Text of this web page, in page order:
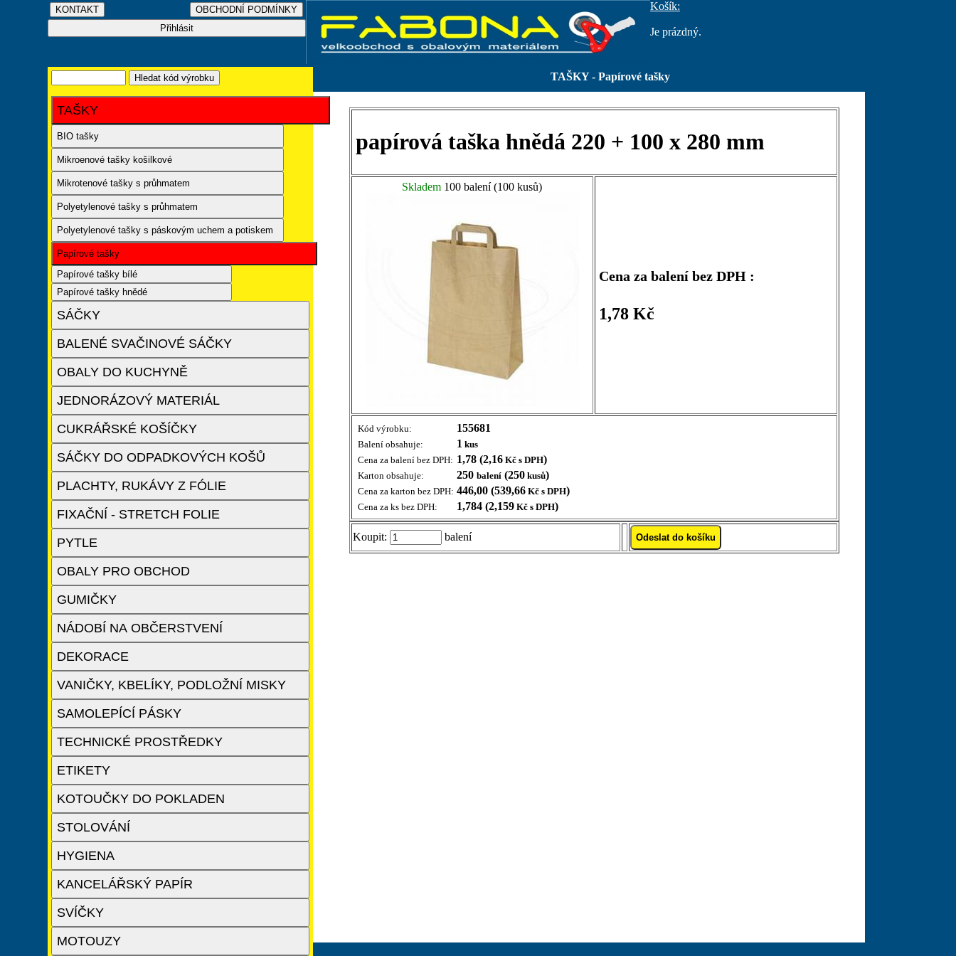
Košík:
Je prázdný.
TAŠKY - Papírové tašky
TAŠKY
BIO tašky
Mikroenové tašky košilkové
Mikrotenové tašky s průhmatem
Polyetylenové tašky s průhmatem
Polyetylenové tašky s páskovým uchem a potiskem
Papírové tašky
Papírové tašky bílé
Papírové tašky hnědé
SÁČKY
BALENÉ SVAČINOVÉ SÁČKY
OBALY DO KUCHYNĚ
JEDNORÁZOVÝ MATERIÁL
CUKRÁŘSKÉ KOŠÍČKY
SÁČKY DO ODPADKOVÝCH KOŠŮ
PLACHTY, RUKÁVY Z FÓLIE
FIXAČNÍ - STRETCH FOLIE
PYTLE
OBALY PRO OBCHOD
GUMIČKY
NÁDOBÍ NA OBČERSTVENÍ
DEKORACE
VANIČKY, KBELÍKY, PODLOŽNÍ MISKY
SAMOLEPÍCÍ PÁSKY
TECHNICKÉ PROSTŘEDKY
ETIKETY
KOTOUČKY DO POKLADEN
STOLOVÁNÍ
HYGIENA
KANCELÁŘSKÝ PAPÍR
SVÍČKY
MOTOUZY
papírová taška hnědá 220 + 100 x 280 mm
Skladem 100 balení (100 kusů)
Cena za balení bez DPH :
1,78 Kč
Kód výrobku: 155681
Balení obsahuje: 1kus
Cena za balení bez DPH: 1,78 (2,16Kč s DPH)
Karton obsahuje: 250 balení(250kusů)
Cena za karton bez DPH: 446,00 (539,66Kč s DPH)
Cena za ks bez DPH: 1,784 (2,159Kč s DPH)
Koupit: balení